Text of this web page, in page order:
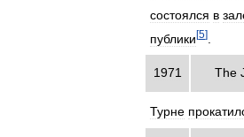
состоялся в
публики [5]
1971 The
Турне